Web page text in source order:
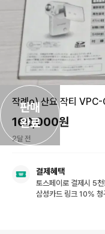
판매
완료
작례o) 산요 작티 VPC-
160,000원
2달 전
결제혜택
토스페이로 결제시 5
삼성카드 링크 10% 청